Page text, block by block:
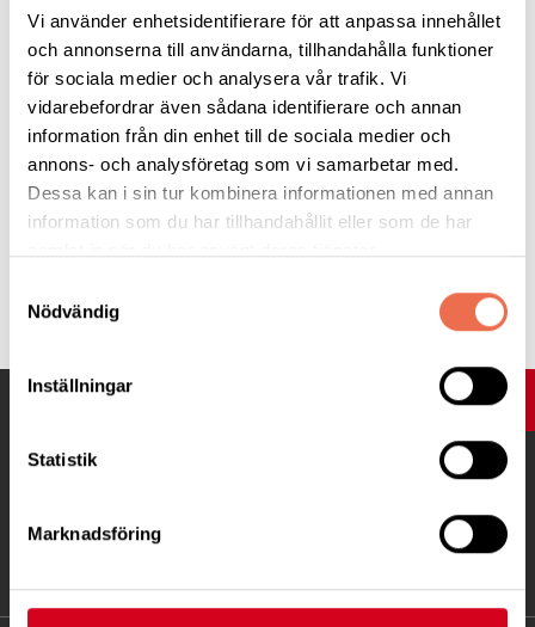
Vi använder enhetsidentifierare för att anpassa innehållet
och annonserna till användarna, tillhandahålla funktioner
för sociala medier och analysera vår trafik. Vi
vidarebefordrar även sådana identifierare och annan
information från din enhet till de sociala medier och
annons- och analysföretag som vi samarbetar med.
Dessa kan i sin tur kombinera informationen med annan
information som du har tillhandahållit eller som de har
Nödvändig
Inställningar
Statistik
Marknadsföring
ställa frågor. För att medverka på testmötet klicka på länken
nedan den 10 mars kl.11.00.
https://zoom.us/j/93122312529?
pwd=dG9tYUlyTGxsMmRVZnp2Nk9VaURydz09
Ni kan även gå in påwww.zoom.us och klicka på Join meeting
och ange mötes ID 931 2231 2529 med lösenord Neuro.
UPP